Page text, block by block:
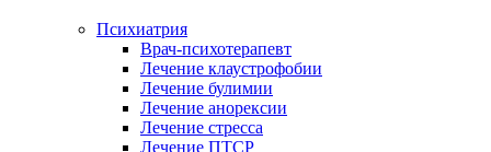
Психиатрия
Врач-психотерапевт
Лечение клаустрофобии
Лечение булимии
Лечение анорексии
Лечение стресса
Лечение ПТСР